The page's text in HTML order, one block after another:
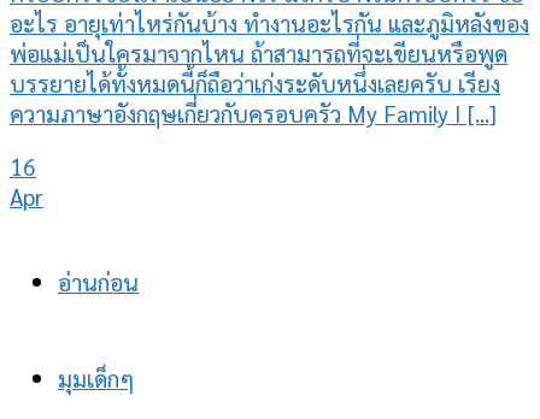
อะไร อายุเท่าไหร่กันบ้าง ทำงานอะไรกัน และภูมิหลังของ
พ่อแม่เป็นใครมาจากไหน ถ้าสามารถที่จะเขียนหรือพูด
บรรยายได้ทั้งหมดนี้ก็ถือว่าเก่งระดับหนึ่งเลยครับ เรียง
ความภาษาอังกฤษเกี่ยวกับครอบครัว My Family I [...]
16
Apr
อ่านก่อน
มุมเด็กๆ